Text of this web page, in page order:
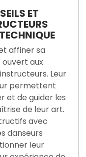
ET
affiner sa
ouvert aux
Leur
permettent
et de guider les
de leur art.
avec
danseurs
leur